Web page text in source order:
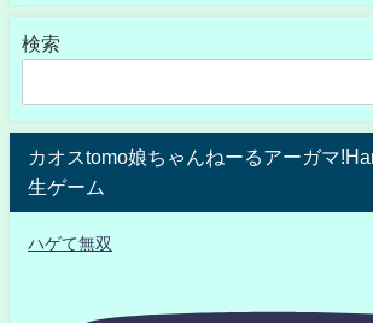
検索
カオスtomo娘ちゃんねーるアーガマ
生ゲーム
ハゲて無双